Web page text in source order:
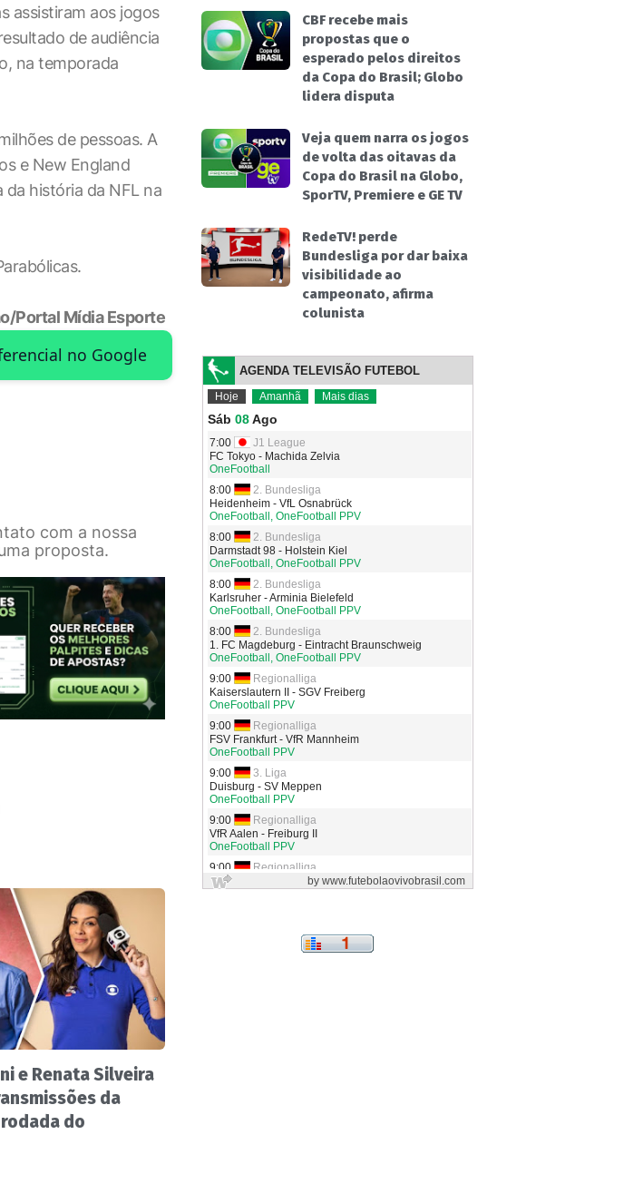
assistiram aos jogos
de audiência
na temporada
de pessoas. A
e New England
da história da NFL na
Portal Mídia Esporte
no Google
com a nossa
proposta.
e Renata Silveira
da
do
CBF recebe mais
propostas que o
esperado pelos direitos
da Copa do Brasil; Globo
lidera disputa
Veja quem narra os jogos
de volta das oitavas da
Copa do Brasil na Globo,
SporTV, Premiere e GE TV
RedeTV! perde
Bundesliga por dar baixa
visibilidade ao
campeonato, afirma
colunista